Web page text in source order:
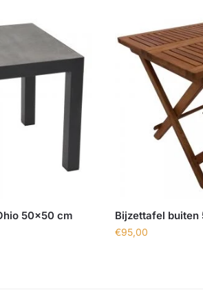
50×50 cm Bijzettafel
€95,00